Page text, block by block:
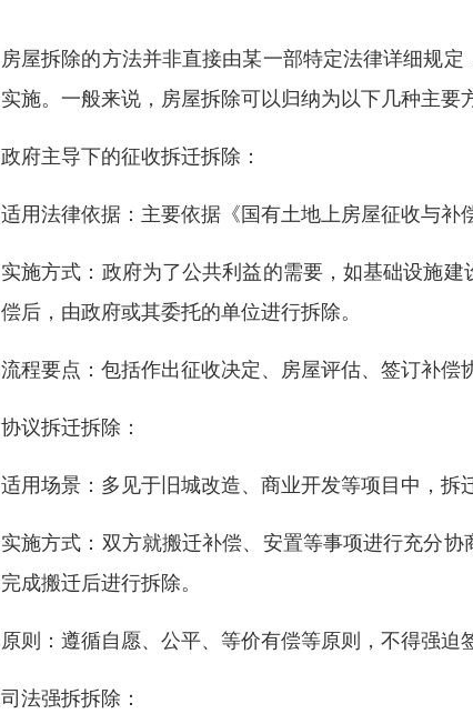
房屋拆除的方法并非直接由某一部特定法律详细规
实施。一般来说，房屋拆除可以归纳为以下几种主要
政府主导下的征收拆迁拆除：
适用法律依据：主要依据《国有土地上房屋征收与补
实施方式：政府为了公共利益的需要，如基础设施
偿后，由政府或其委托的单位进行拆除。
流程要点：包括作出征收决定、房屋评估、签订补偿
协议拆迁拆除：
适用场景：多见于旧城改造、商业开发等项目中，拆
实施方式：双方就搬迁补偿、安置等事项进行充分
完成搬迁后进行拆除。
原则：遵循自愿、公平、等价有偿等原则，不得强迫
司法强拆拆除：